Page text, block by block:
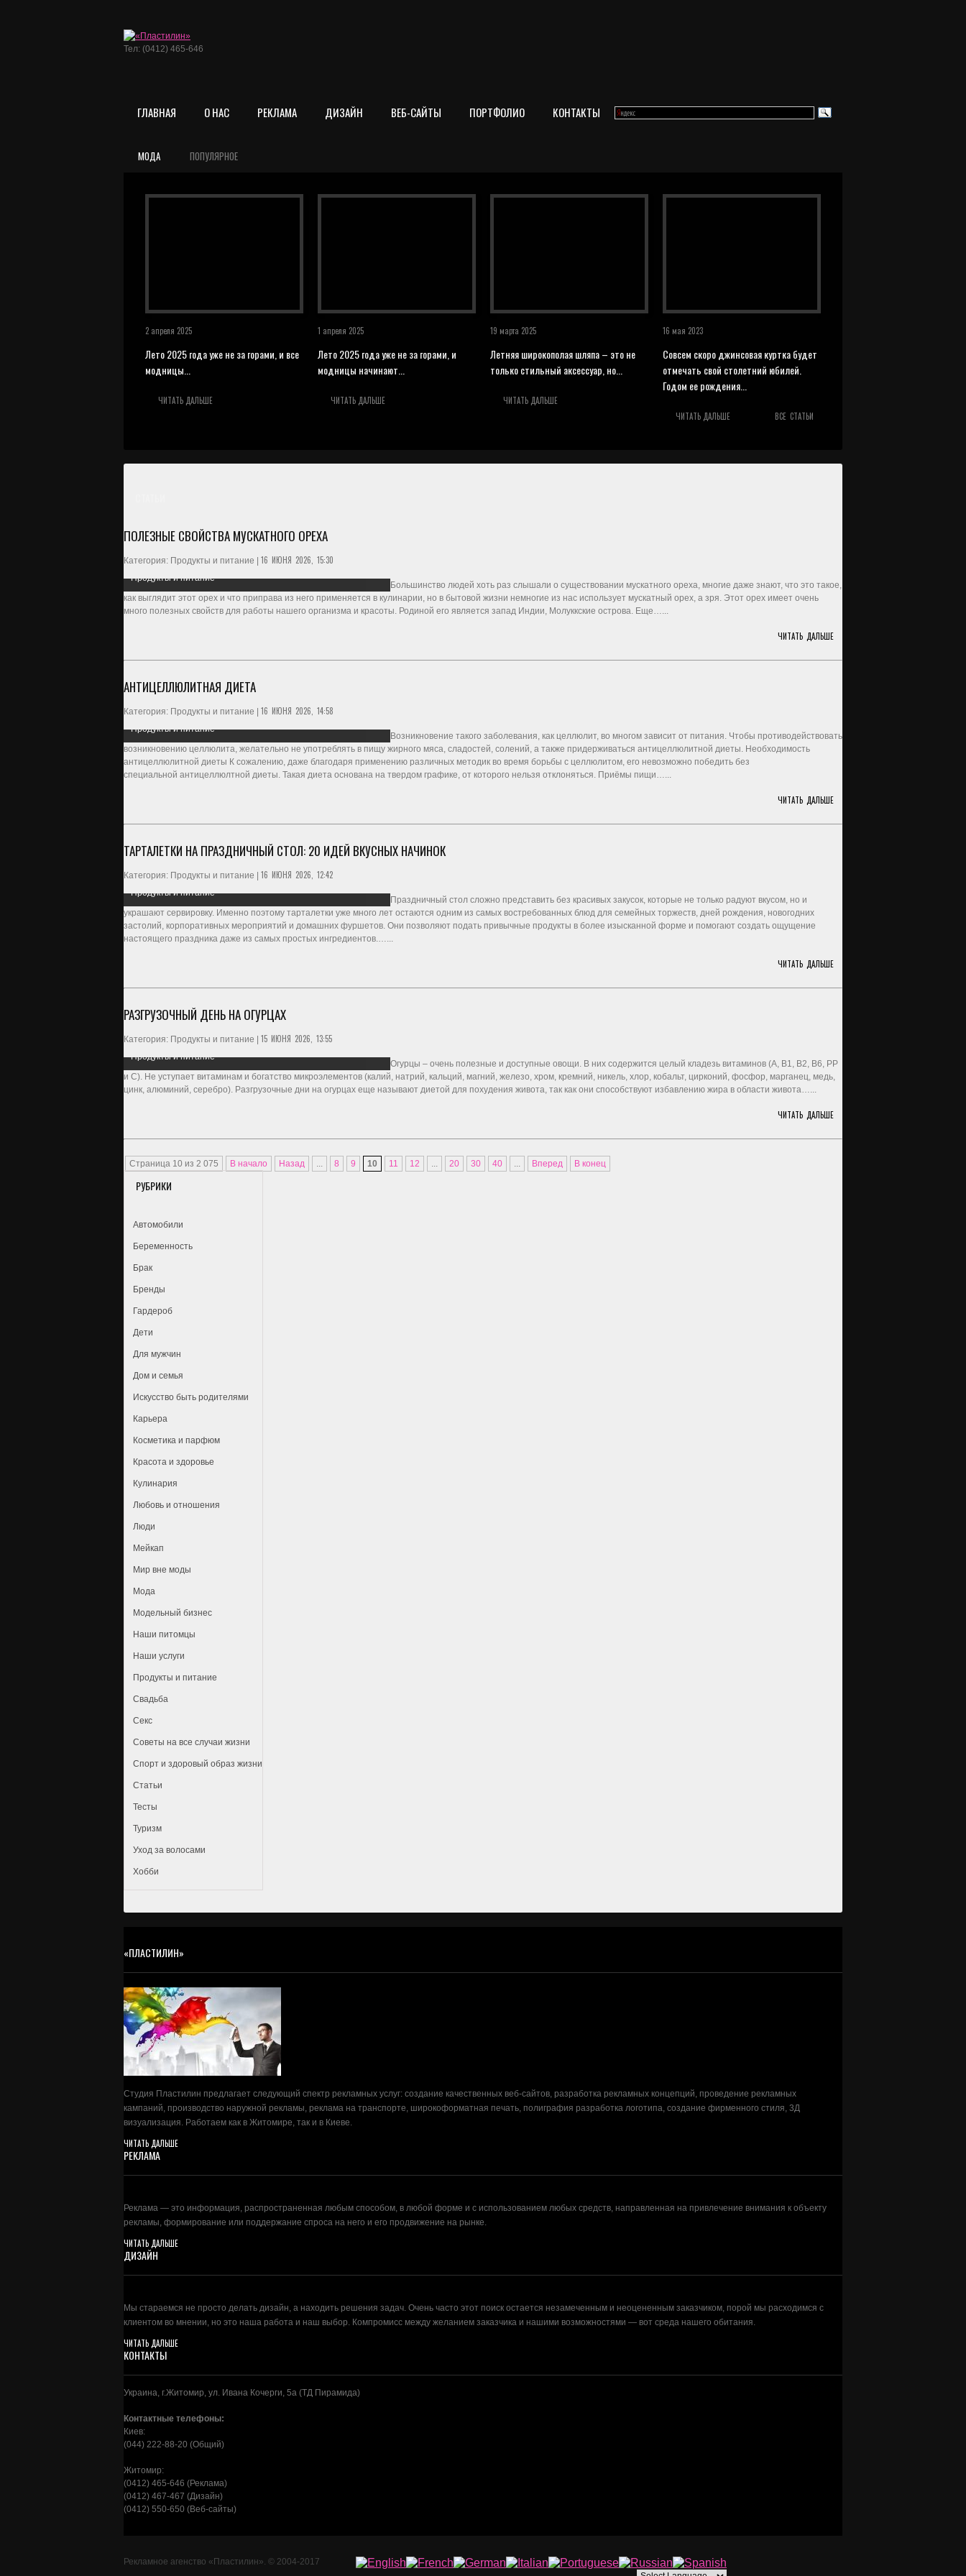
Тел: (0412) 465-646
ГЛАВНАЯ О НАС РЕКЛАМА ДИЗАЙН ВЕБ-САЙТЫ ПОРТФОЛИО КОНТАКТЫ
МОДА ПОПУЛЯРНОЕ
2 апреля 2025
Лето 2025 года уже не за горами, и все
модницы...
ЧИТАТЬ ДАЛЬШЕ
1 апреля 2025
Лето 2025 года уже не за горами, и
модницы начинают...
ЧИТАТЬ ДАЛЬШЕ
19 марта 2025
Летняя широкополая шляпа – это не
только стильный аксессуар, но...
ЧИТАТЬ ДАЛЬШЕ
16 мая 2023
Совсем скоро джинсовая куртка будет
отмечать свой столетний юбилей.
Годом ее рождения...
ЧИТАТЬ ДАЛЬШЕ ВСЕ СТАТЬИ
ПОЛЕЗНЫЕ СВОЙСТВА МУСКАТНОГО ОРЕХА
Категория: Продукты и питание | 16 ИЮНЯ 2026, 15:30
Продукты и питание
Большинство людей хоть раз слышали о существовании мускатного ореха, многие даже знают, что это такое,
как выглядит этот орех и что приправа из него применяется в кулинарии, но в бытовой жизни немногие из нас использует мускатный орех, а зря. Этот орех имеет очень
много полезных свойств для работы нашего организма и красоты. Родиной его является запад Индии, Молуккские острова. Еще…...
ЧИТАТЬ ДАЛЬШЕ
АНТИЦЕЛЛЮЛИТНАЯ ДИЕТА
Категория: Продукты и питание | 16 ИЮНЯ 2026, 14:58
Продукты и питание
Возникновение такого заболевания, как целлюлит, во многом зависит от питания. Чтобы противодействовать
возникновению целлюлита, желательно не употреблять в пищу жирного мяса, сладостей, солений, а также придерживаться антицеллюлитной диеты. Необходимость
антицеллюлитной диеты К сожалению, даже благодаря применению различных методик во время борьбы с целлюлитом, его невозможно победить без
специальной антицеллюлтной диеты. Такая диета основана на твердом графике, от которого нельзя отклоняться. Приёмы пищи…...
ЧИТАТЬ ДАЛЬШЕ
ТАРТАЛЕТКИ НА ПРАЗДНИЧНЫЙ СТОЛ: 20 ИДЕЙ ВКУСНЫХ НАЧИНОК
Категория: Продукты и питание | 16 ИЮНЯ 2026, 12:42
Продукты и питание
Праздничный стол сложно представить без красивых закусок, которые не только радуют вкусом, но и
украшают сервировку. Именно поэтому тарталетки уже много лет остаются одним из самых востребованных блюд для семейных торжеств, дней рождения, новогодних
застолий, корпоративных мероприятий и домашних фуршетов. Они позволяют подать привычные продукты в более изысканной форме и помогают создать ощущение
настоящего праздника даже из самых простых ингредиентов.…...
ЧИТАТЬ ДАЛЬШЕ
РАЗГРУЗОЧНЫЙ ДЕНЬ НА ОГУРЦАХ
Категория: Продукты и питание | 15 ИЮНЯ 2026, 13:55
Продукты и питание
Огурцы – очень полезные и доступные овощи. В них содержится целый кладезь витаминов (А, В1, В2, В6, РР
и С). Не уступает витаминам и богатство микроэлементов (калий, натрий, кальций, магний, железо, хром, кремний, никель, хлор, кобальт, цирконий, фосфор, марганец, медь,
цинк, алюминий, серебро). Разгрузочные дни на огурцах еще называют диетой для похудения живота, так как они способствуют избавлению жира в области живота…...
ЧИТАТЬ ДАЛЬШЕ
Страница 10 из 2 075 В начало Назад ... 8 9 10 11 12 ... 20 30 40 ... Вперед В конец
РУБРИКИ
Автомобили
Беременность
Брак
Бренды
Гардероб
Дети
Для мужчин
Дом и семья
Искусство быть родителями
Карьера
Косметика и парфюм
Красота и здоровье
Кулинария
Любовь и отношения
Люди
Мейкап
Мир вне моды
Мода
Модельный бизнес
Наши питомцы
Наши услуги
Продукты и питание
Свадьба
Секс
Советы на все случаи жизни
Спорт и здоровый образ жизни
Статьи
Тесты
Туризм
Уход за волосами
Хобби
«ПЛАСТИЛИН»
Студия Пластилин предлагает следующий спектр рекламных услуг: создание качественных веб-сайтов, разработка рекламных концепций, проведение рекламных
кампаний, производство наружной рекламы, реклама на транспорте, широкоформатная печать, полиграфия разработка логотипа, создание фирменного стиля, 3Д
визуализация. Работаем как в Житомире, так и в Киеве.
ЧИТАТЬ ДАЛЬШЕ
РЕКЛАМА
Реклама — это информация, распространенная любым способом, в любой форме и с использованием любых средств, направленная на привлечение внимания к объекту
рекламы, формирование или поддержание спроса на него и его продвижение на рынке.
ЧИТАТЬ ДАЛЬШЕ
ДИЗАЙН
Мы стараемся не просто делать дизайн, а находить решения задач. Очень часто этот поиск остается незамеченным и неоцененным заказчиком, порой мы расходимся с
клиентом во мнении, но это наша работа и наш выбор. Компромисс между желанием заказчика и нашими возможностями — вот среда нашего обитания.
ЧИТАТЬ ДАЛЬШЕ
КОНТАКТЫ
Украина, г.Житомир, ул. Ивана Кочерги, 5а (ТД Пирамида)
Контактные телефоны:
Киев:
(044) 222-88-20 (Общий)
Житомир:
(0412) 465-646 (Реклама)
(0412) 467-467 (Дизайн)
(0412) 550-650 (Веб-сайты)
Рекламное агенство «Пластилин». © 2004-2017